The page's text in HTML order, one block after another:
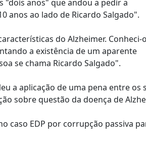
"dois anos" que andou a pedir a
anos ao lado de Ricardo Salgado".
do Alzheimer. Conheci-
a existência de um aparente
se chama Ricardo Salgado".
a aplicação de uma pena entre os
sobre questão da doença de
caso EDP por corrupção passiva